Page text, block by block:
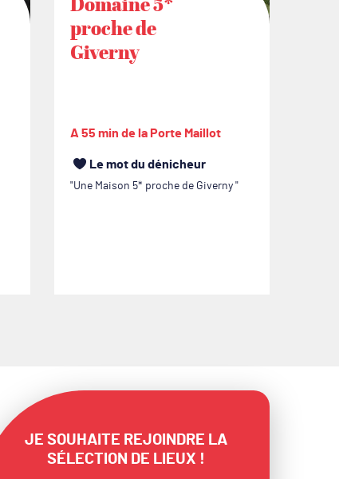
proche de
Giverny
A 55 min de la Porte Maillot
Le mot du dénicheur
Une Maison 5* proche de Giverny
JE SOUHAITE REJOINDRE LA
SÉLECTION DE LIEUX !